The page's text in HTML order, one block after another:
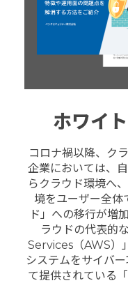
ホワイ
コロナ禍以降、ク
企業においては、
らクラウド環境へ
境をユーザー全体
ド」への移行が増
ラウドの代表的
Services（AWS）
システムをサイバ
て提供されている